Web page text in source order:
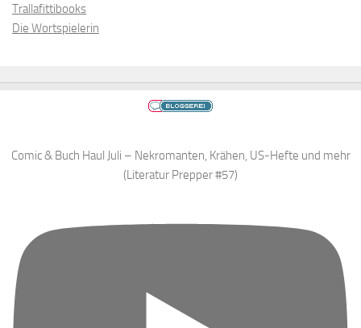
Trallafittibooks
Die Wortspielerin
Comic & Buch Haul Juli – Nekromanten, Krähen, US-Hefte und mehr
(Literatur Prepper #57)